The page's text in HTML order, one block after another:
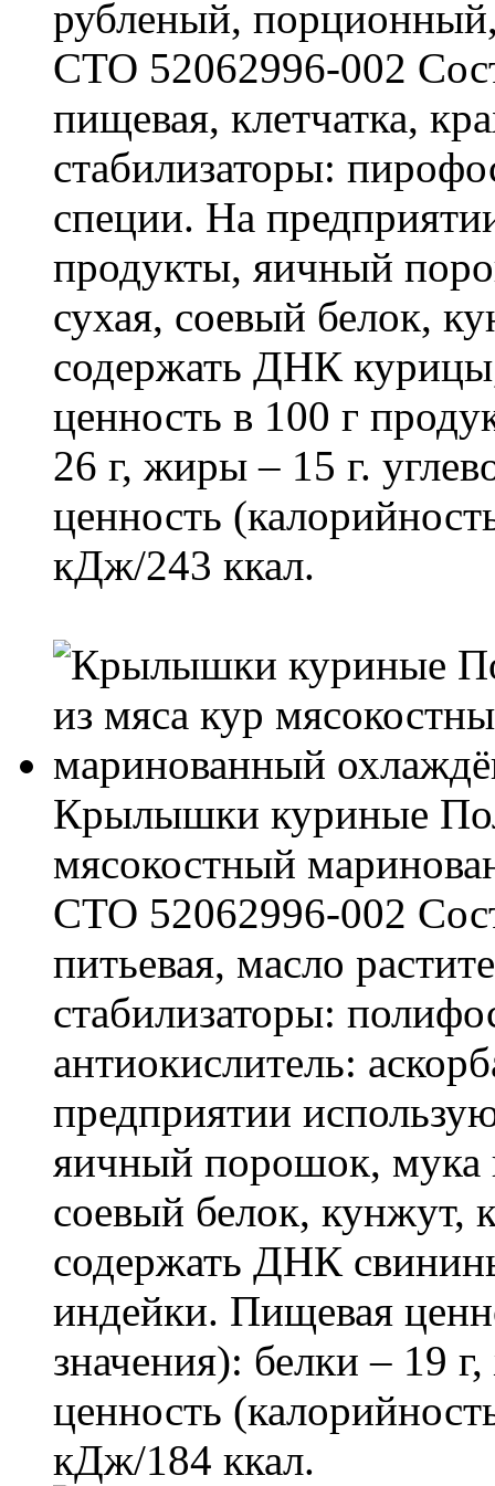
рубленый,
СТО 52062996-002
пищевая, клетчатка,
стабилизаторы:
специи. На
продукты, яичный
сухая, соевый белок,
содержать ДНК
ценность в 100 г
26 г, жиры – 15 г.
ценность
кДж/243 ккал.
Крылышки куриные
мясокостный
СТО 52062996-002
питьевая, масло
стабилизаторы:
антиокислитель:
предприятии
яичный порошок, мука
соевый белок, кунжут,
содержать ДНК
индейки. Пищевая
значения): белки – 19
ценность
кДж/184 ккал.